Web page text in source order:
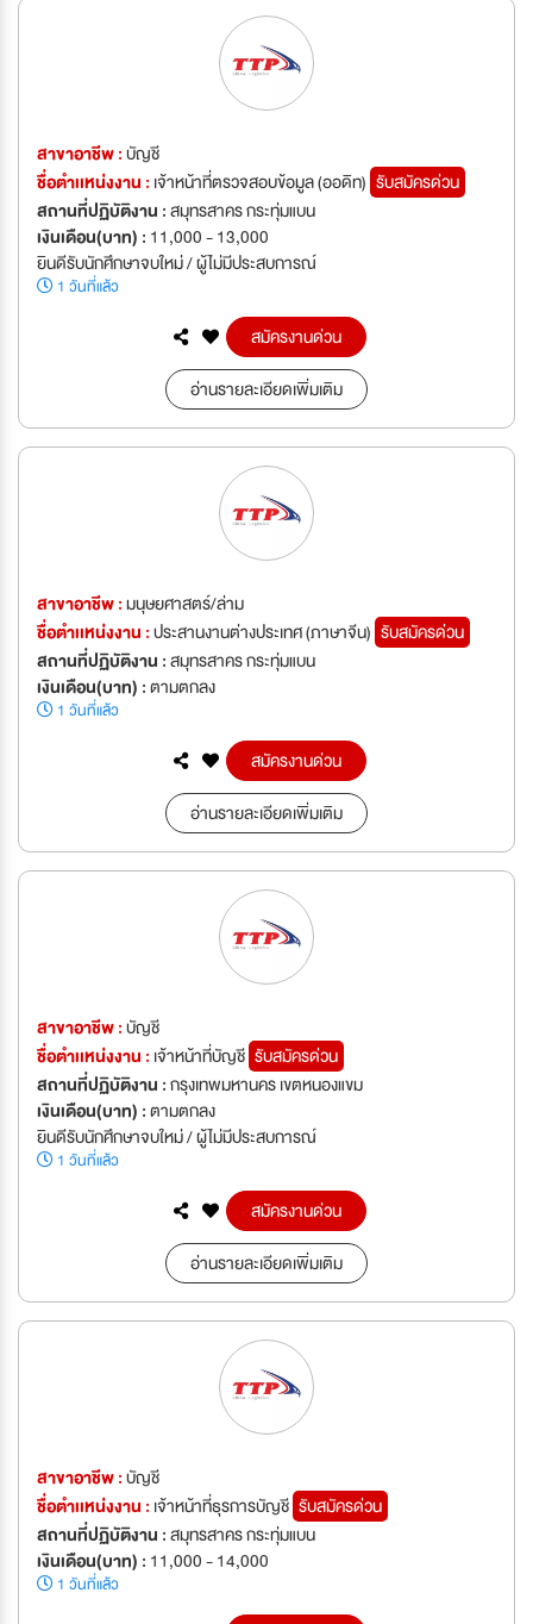
สาขาอาชีพ :บัญชี
ชื่อตำเเหน่งงาน : เจ้าหน้าที่ตรวจสอบข้อมูล (ออดิท) รับสมัครด่วน
สถานที่ปฏิบัติงาน :สมุทรสาคร กระทุ่มแบน
เงินเดือน(บาท) : 11,000 - 13,000
ยินดีรับนักศึกษาจบใหม่ / ผู้ไม่มีประสบการณ์
1 วันที่แล้ว
สมัครงานด่วน
อ่านรายละเอียดเพิ่มเติม
สาขาอาชีพ :มนุษยศาสตร์/ล่าม
ชื่อตำเเหน่งงาน :ประสานงานต่างประเทศ (ภาษาจีน) รับสมัครด่วน
สถานที่ปฏิบัติงาน :สมุทรสาคร กระทุ่มแบน
เงินเดือน(บาท) :ตามตกลง
1 วันที่แล้ว
สมัครงานด่วน
อ่านรายละเอียดเพิ่มเติม
สาขาอาชีพ :บัญชี
ชื่อตำเเหน่งงาน : เจ้าหน้าที่บัญชี รับสมัครด่วน
สถานที่ปฏิบัติงาน :กรุงเทพมหานคร เขตหนองแขม
เงินเดือน(บาท) :ตามตกลง
ยินดีรับนักศึกษาจบใหม่ / ผู้ไม่มีประสบการณ์
1 วันที่แล้ว
สมัครงานด่วน
อ่านรายละเอียดเพิ่มเติม
สาขาอาชีพ :บัญชี
ชื่อตำเเหน่งงาน : เจ้าหน้าที่ธุรการบัญชี รับสมัครด่วน
สถานที่ปฏิบัติงาน :สมุทรสาคร กระทุ่มแบน
เงินเดือน(บาท) : 11,000 - 14,000
1 วันที่แล้ว